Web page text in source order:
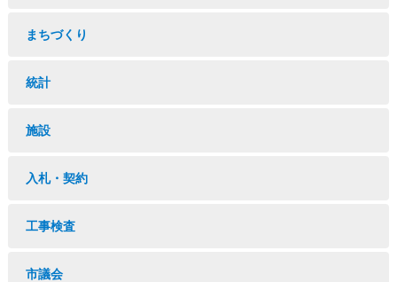
まちづくり
統計
施設
入札・契約
工事検査
市議会